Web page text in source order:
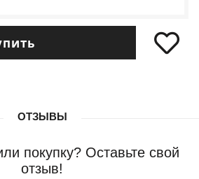
ОТЗЫВЫ
покупку? Оставьте свой
отзыв!